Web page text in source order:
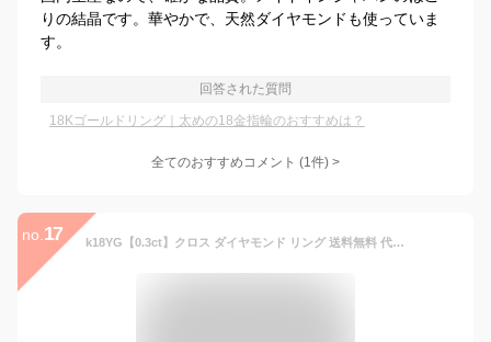
りの結晶です。華やかで、天然ダイヤモンドも使っていま
す。
回答された質問
18Kゴールドリング｜太めの18金指輪のおすすめは？
全てのおすすめコメント (1件) >
no. 17 k18YG【0.3ct】クロス ダイヤモンド リング 送料無料 代引手数料無料 品質保証書 刻印無料結婚記念日 可愛い 人気 おしゃれ 新作 クロス ジュエリー ゴールド 指輪 リング 4月誕生石 0.3ct 18金 18K 幅広 エアリー 交差 X クロスライン 華やか ゴージャス レディース